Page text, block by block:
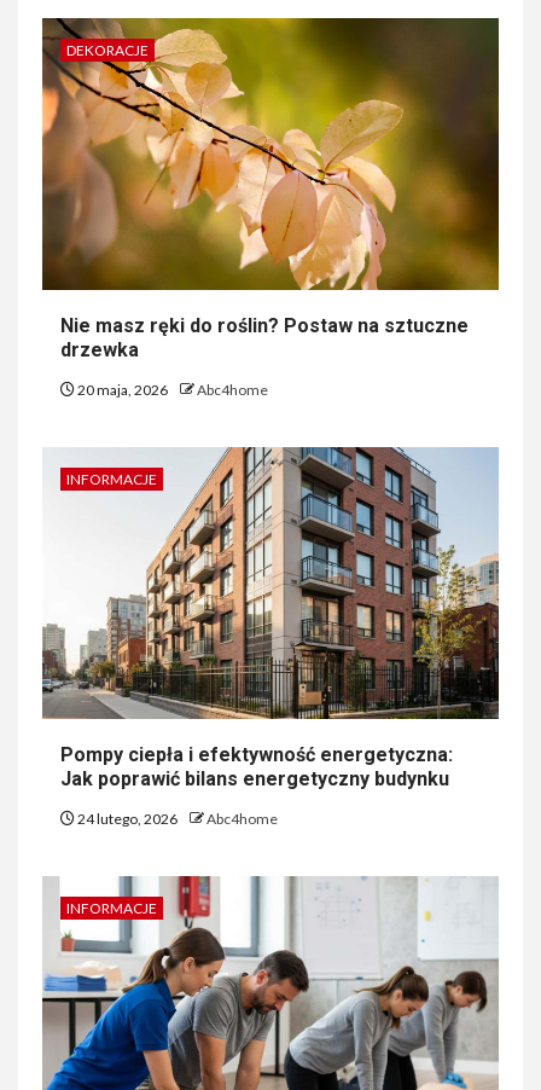
DEKORACJE
Nie masz ręki do roślin? Postaw na sztuczne
drzewka
20 maja, 2026 Abc4home
INFORMACJE
Pompy ciepła i efektywność energetyczna:
Jak poprawić bilans energetyczny budynku
24 lutego, 2026 Abc4home
INFORMACJE